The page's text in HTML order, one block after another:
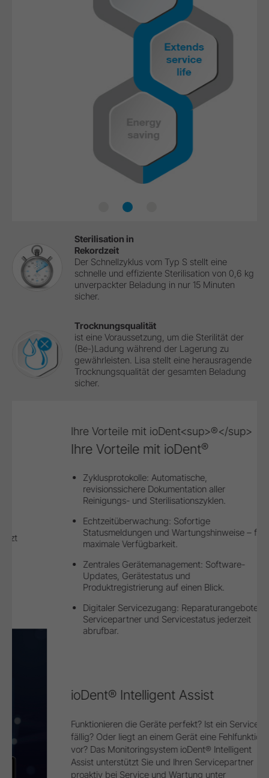
Zeiteinsparung
Sterilisation in
Rekordzeit
Der Schnellzyklus vom Typ S stellt eine
schnelle und effiziente Sterilisation von 0,6 kg
unverpackter Beladung in nur 15 Minuten
sicher.
Trocknungsqualität
ist eine Voraussetzung, um die Sterilität der
(Be-)Ladung während der Lagerung zu
gewährleisten. Lisa stellt eine herausragende
Trocknungsqualität der gesamten Beladung
sicher.
Ihre Vorteile mit ioDent<sup>®</sup>
Ihre Vorteile mit ioDent®
Zyklusprotokolle: Automatische,
revisionssichere Dokumentation aller
Reinigungs- und Sterilisationszyklen.
Echtzeitüberwachung: Sofortige
Statusmeldungen und Wartungshinweise – für
maximale Verfügbarkeit.
Zentrales Gerätemanagement: Software-
Updates, Gerätestatus und
Produktregistrierung auf einen Blick.
Digitaler Servicezugang: Reparaturangebote,
Servicepartner und Servicestatus jederzeit
abrufbar.
ioDent® Intelligent Assist
Funktionieren die Geräte perfekt? Ist ein Service
fällig? Oder liegt an einem Gerät eine Fehlfunktion
vor? Das Monitoringsystem ioDent® Intelligent
Assist unterstützt Sie und Ihren Servicepartner
proaktiv bei Service und Wartung unter